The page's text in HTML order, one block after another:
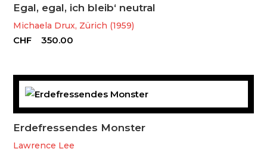
Egal, egal, ich bleib‘ neutral
Michaela Drux, Zürich (1959)
CHF 350.00
Erdefressendes Monster
Lawrence Lee